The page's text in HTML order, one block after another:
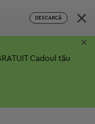
DESCARCĂ ×
Cadoul tău
×